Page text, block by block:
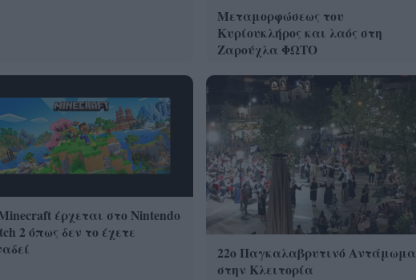
Μεταμορφώσεως του
Κυρίουκλήρος και λαός στη
Ζαρούχλα ΦΩΤΟ
έρχεται στο Nintendo
2 όπως δεν το έχετε
22ο Παγκαλαβρυτινό Αντάμωμα
στην Κλειτορία